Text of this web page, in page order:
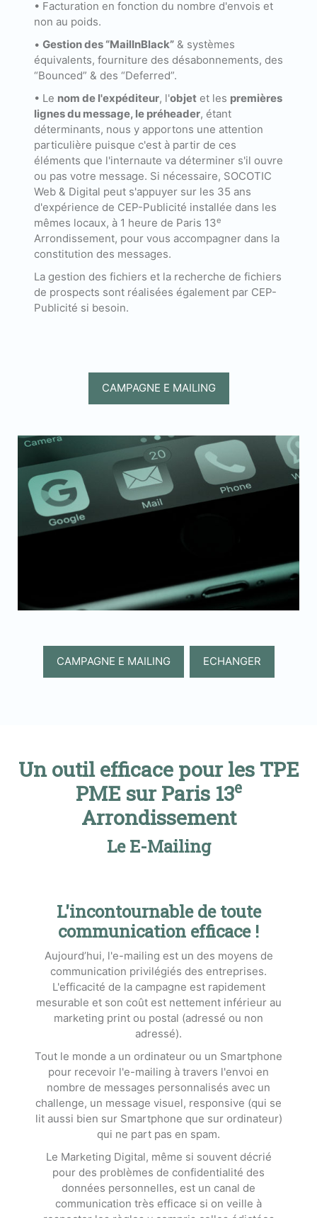
• Facturation en fonction du nombre d'envois et
non au poids.
• Gestion des “MailInBlack”& systèmes
équivalents, fourniture des désabonnements, des
“Bounced” & des “Deferred”.
• Le nom de l'expéditeur, l'objetet les premières
lignes du message, le préheader, étant
déterminants, nous y apportons une attention
particulière puisque c'est à partir de ces
éléments que l'internaute va déterminer s'il ouvre
ou pas votre message. Si nécessaire, SOCOTIC
Web & Digital peut s'appuyer sur les 35 ans
d'expérience de CEP-Publicité installée dans les
mêmes locaux, à 1 heure de Paris 13e
Arrondissement, pour vous accompagner dans la
constitution des messages.
La gestion des fichiers et la recherche de fichiers
de prospects sont réalisées également par CEP-
Publicité si besoin.
CAMPAGNE E MAILING
CAMPAGNE E MAILING ECHANGER
Un outil efficace pour les TPE
PME sur Paris 13e
Arrondissement
Le E-Mailing
L'incontournable de toute
communication efficace !
Aujourd’hui, l'e-mailing est un des moyens de
communication privilégiés des entreprises.
L'efficacité de la campagne est rapidement
mesurable et son coût est nettement inférieur au
marketing print ou postal (adressé ou non
adressé).
Tout le monde a un ordinateur ou un Smartphone
pour recevoir l'e-mailing à travers l'envoi en
nombre de messages personnalisés avec un
challenge, un message visuel, responsive (qui se
lit aussi bien sur Smartphone que sur ordinateur)
qui ne part pas en spam.
Le Marketing Digital, même si souvent décrié
pour des problèmes de confidentialité des
données personnelles, est un canal de
communication très efficace si on veille à